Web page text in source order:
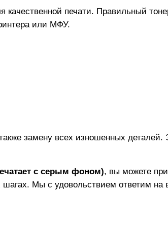
качественной печати. Правильный
или МФУ.
замену всех изношенных деталей.
с серым фоном), вы можете
Мы с удовольствием ответим